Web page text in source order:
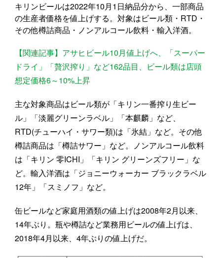
キリンビールは2022年10月1日納品分から、一部商品
の生産者価格を値上げする。対象はビール類・RTD・
その他樽詰商品・ノンアルコール飲料・輸入洋酒。
【関連記事】アサヒビール10月値上げへ、「スーパー
ドライ」「贅沢搾り」など162品目、ビール類は店頭
想定価格6～10%上昇
主な対象商品はビール類が「キリン一番搾り生ビー
ル」「淡麗グリーンラベル」「本麒麟」など、
RTD(チューハイ・サワー類)は「氷結」など。その他
樽詰商品は「樽詰サワー」など。ノンアルコール飲料
は「キリン 零ICHI」「キリン グリーンズフリー」な
ど。輸入洋酒は「ジョニーウォーカー ブラックラベル
12年」「スミノフ」など。
缶ビールなど家庭用酒類の値上げは2008年2月以来、
14年ぶり。瓶や樽詰など業務用ビールの値上げは、
2018年4月以来、4年ぶりの値上げだ。